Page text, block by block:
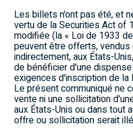
Les billets n'ont pas été, et
vertu de la Securities Act of
modifiée (la « Loi de 1933
peuvent être offerts,
indirectement, aux États-
de bénéficier d'une
exigences d'inscription de la
Le présent communiqué ne
vente ni une sollicitation
aux États-Unis ou dans tout
offre ou sollicitation serait